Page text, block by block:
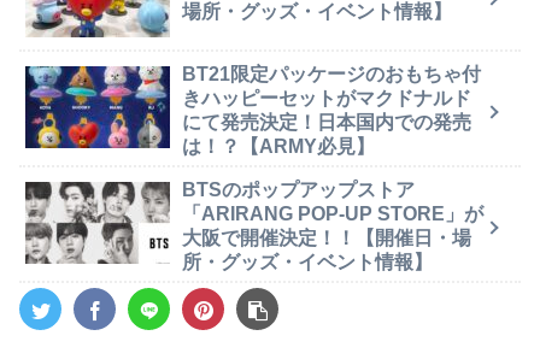
場所・グッズ・イベント情報】
BT21限定パッケージのおもちゃ付
きハッピーセットがマクドナルド
にて発売決定！日本国内での発売
は！？【ARMY必見】
BTSのポップアップストア
「ARIRANG POP-UP STORE」が
大阪で開催決定！！【開催日・場
所・グッズ・イベント情報】